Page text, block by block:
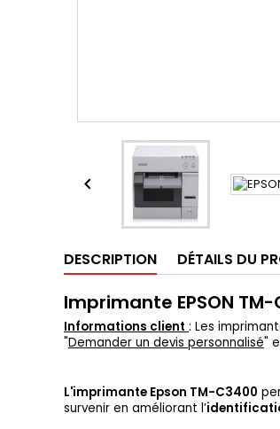

DESCRIPTION DÉTAILS DU
Imprimante EPSON
Informations client : Les
"Demander un devis personnalisé"
L'imprimante Epson TM-C3400
survenir en améliorant l’